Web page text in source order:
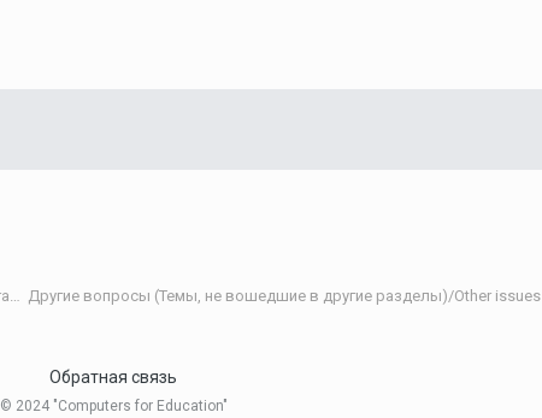
Теория и практика обучения английскому языку/Teaching English - theory and practice Другие вопросы (Темы, не вошедшие в другие разделы)/Other issues
Обратная связь
© 2024 "Computers for Education"